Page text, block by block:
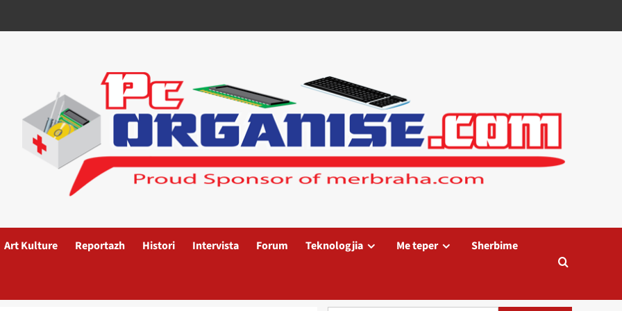
Art Kulture Reportazh Histori Intervista Forum Teknologjia Me teper Sherbime